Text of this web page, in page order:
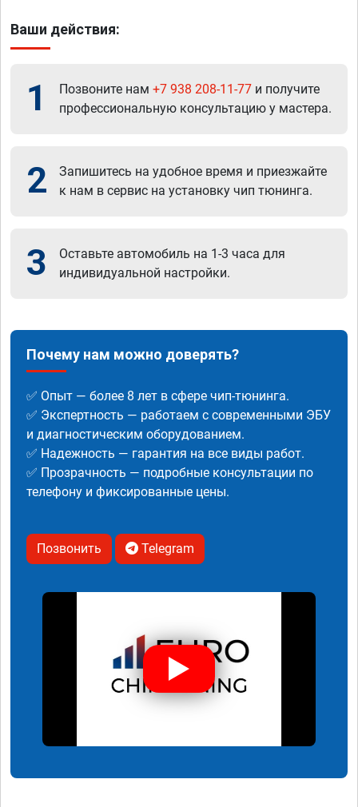
Ваши действия:
1 Позвоните нам +7 938 208-11-77 и получите
профессиональную консультацию у мастера.
2
Запишитесь на удобное время и приезжайте
к нам в сервис на установку чип тюнинга.
3
Оставьте автомобиль на 1-3 часа для
индивидуальной настройки.
Почему нам можно доверять?
✅ Опыт — более 8 лет в сфере чип-тюнинга.
✅ Экспертность — работаем с современными ЭБУ
и диагностическим оборудованием.
✅ Надежность — гарантия на все виды работ.
✅ Прозрачность — подробные консультации по
телефону и фиксированные цены.
Позвонить Telegram